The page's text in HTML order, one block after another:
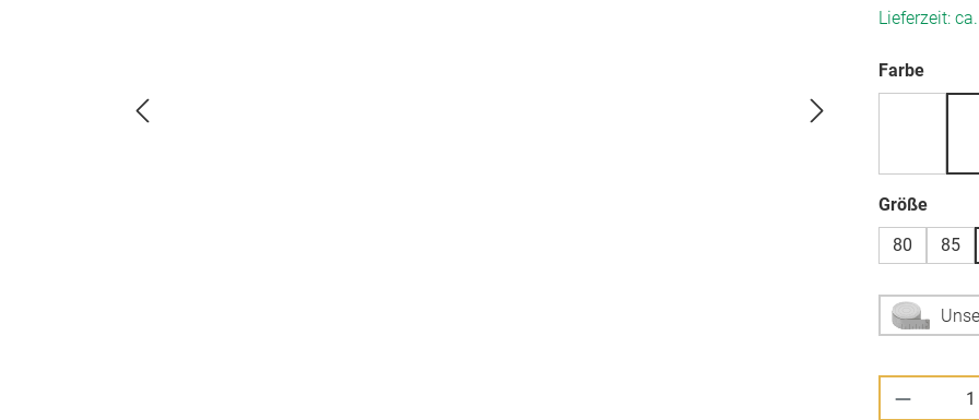
Lieferzeit:
Farbe
Größe
80
85